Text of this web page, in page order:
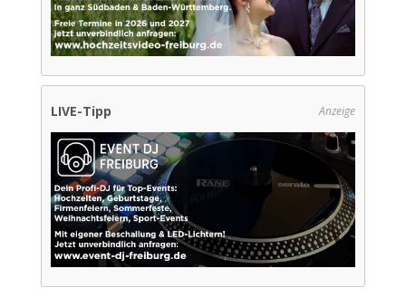
LIVE-Tipp Anzeige